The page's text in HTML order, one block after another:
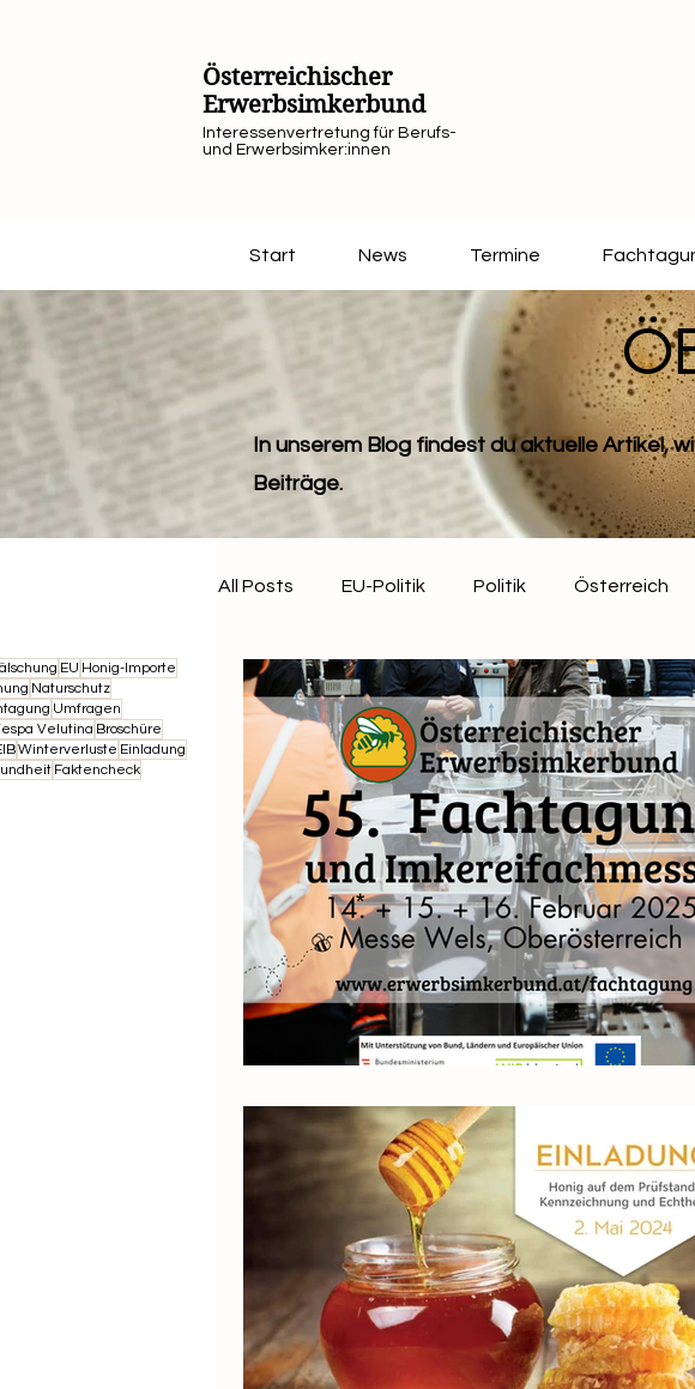
Österreichischer
Erwerbsimkerbund
Interessenvertretung für Berufs-
und Erwerbsimker:innen
Start News Termine
In unserem Blog findest du aktuelle Artikel,
Beiträge.
EU Honig-Importe
Naturschutz
Umfragen
Velutina Broschüre
Winterverluste Einladung
Faktencheck
All Posts EU-Politik Politik Österreich
Landwirtschaft Termin Bienen